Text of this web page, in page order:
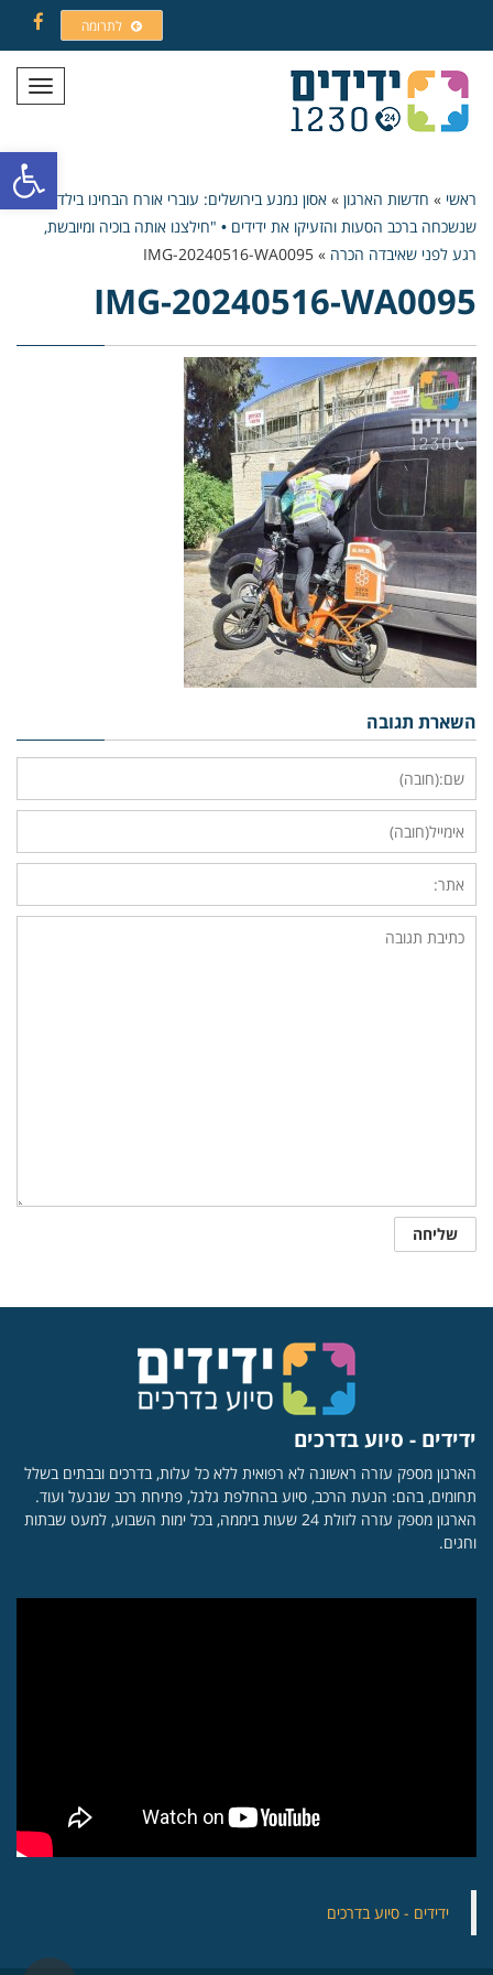
פתח
לתרומה
תפריט
ראשי » חדשות הארגון » אסון נמנע בירושלים: עוברי אורח הבחינו בילדה
שנשכחה ברכב הסעות והזעיקו את ידידים • "חילצנו אותה בוכיה ומיובשת,
רגע לפני שאיבדה הכרה »
IMG-20240516-WA0095
IMG-20240516-WA0095
השארת תגובה
ידידים - סיוע בדרכים
הארגון מספק עזרה ראשונה לא רפואית ללא כל עלות, בדרכים ובבתים בשלל
תחומים, בהם: הנעת הרכב, סיוע בהחלפת גלגל, פתיחת רכב שננעל ועוד.
הארגון מספק עזרה לזולת 24 שעות ביממה, בכל ימות השבוע, למעט שבתות
וחגים.
‏ידידים - סיוע בדרכים